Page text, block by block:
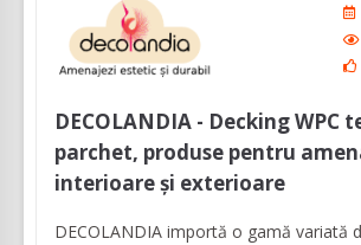
DECOLANDIA - Decking WPC
parchet, produse pentru
interioare și exterioare
DECOLANDIA importă o gamă variată